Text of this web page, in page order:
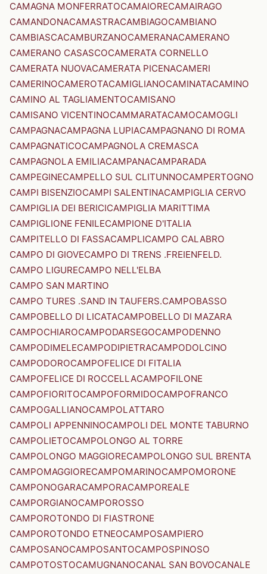
CAMAGNA MONFERRATOCAMAIORECAMAIRAGO
CAMANDONACAMASTRACAMBIAGOCAMBIANO
CAMBIASCACAMBURZANOCAMERANACAMERANO
CAMERANO CASASCOCAMERATA CORNELLO
CAMERATA NUOVACAMERATA PICENACAMERI
CAMERINOCAMEROTACAMIGLIANOCAMINATACAMINO
CAMINO AL TAGLIAMENTOCAMISANO
CAMISANO VICENTINOCAMMARATACAMOCAMOGLI
CAMPAGNACAMPAGNA LUPIACAMPAGNANO DI ROMA
CAMPAGNATICOCAMPAGNOLA CREMASCA
CAMPAGNOLA EMILIACAMPANACAMPARADA
CAMPEGINECAMPELLO SUL CLITUNNOCAMPERTOGNO
CAMPI BISENZIOCAMPI SALENTINACAMPIGLIA CERVO
CAMPIGLIA DEI BERICICAMPIGLIA MARITTIMA
CAMPIGLIONE FENILECAMPIONE D'ITALIA
CAMPITELLO DI FASSACAMPLICAMPO CALABRO
CAMPO DI GIOVECAMPO DI TRENS .FREIENFELD.
CAMPO LIGURECAMPO NELL'ELBA
CAMPO SAN MARTINO
CAMPO TURES .SAND IN TAUFERS.CAMPOBASSO
CAMPOBELLO DI LICATACAMPOBELLO DI MAZARA
CAMPOCHIAROCAMPODARSEGOCAMPODENNO
CAMPODIMELECAMPODIPIETRACAMPODOLCINO
CAMPODOROCAMPOFELICE DI FITALIA
CAMPOFELICE DI ROCCELLACAMPOFILONE
CAMPOFIORITOCAMPOFORMIDOCAMPOFRANCO
CAMPOGALLIANOCAMPOLATTARO
CAMPOLI APPENNINOCAMPOLI DEL MONTE TABURNO
CAMPOLIETOCAMPOLONGO AL TORRE
CAMPOLONGO MAGGIORECAMPOLONGO SUL BRENTA
CAMPOMAGGIORECAMPOMARINOCAMPOMORONE
CAMPONOGARACAMPORACAMPOREALE
CAMPORGIANOCAMPOROSSO
CAMPOROTONDO DI FIASTRONE
CAMPOROTONDO ETNEOCAMPOSAMPIERO
CAMPOSANOCAMPOSANTOCAMPOSPINOSO
CAMPOTOSTOCAMUGNANOCANAL SAN BOVOCANALE